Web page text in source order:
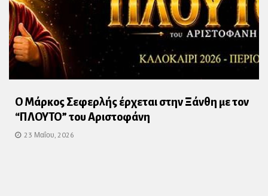
Ο Μάρκος Σεφερλής έρχεται στην Ξάνθη με τον
“ΠΛΟΥΤΟ” του Αριστοφάνη
23 Μαΐου, 2026